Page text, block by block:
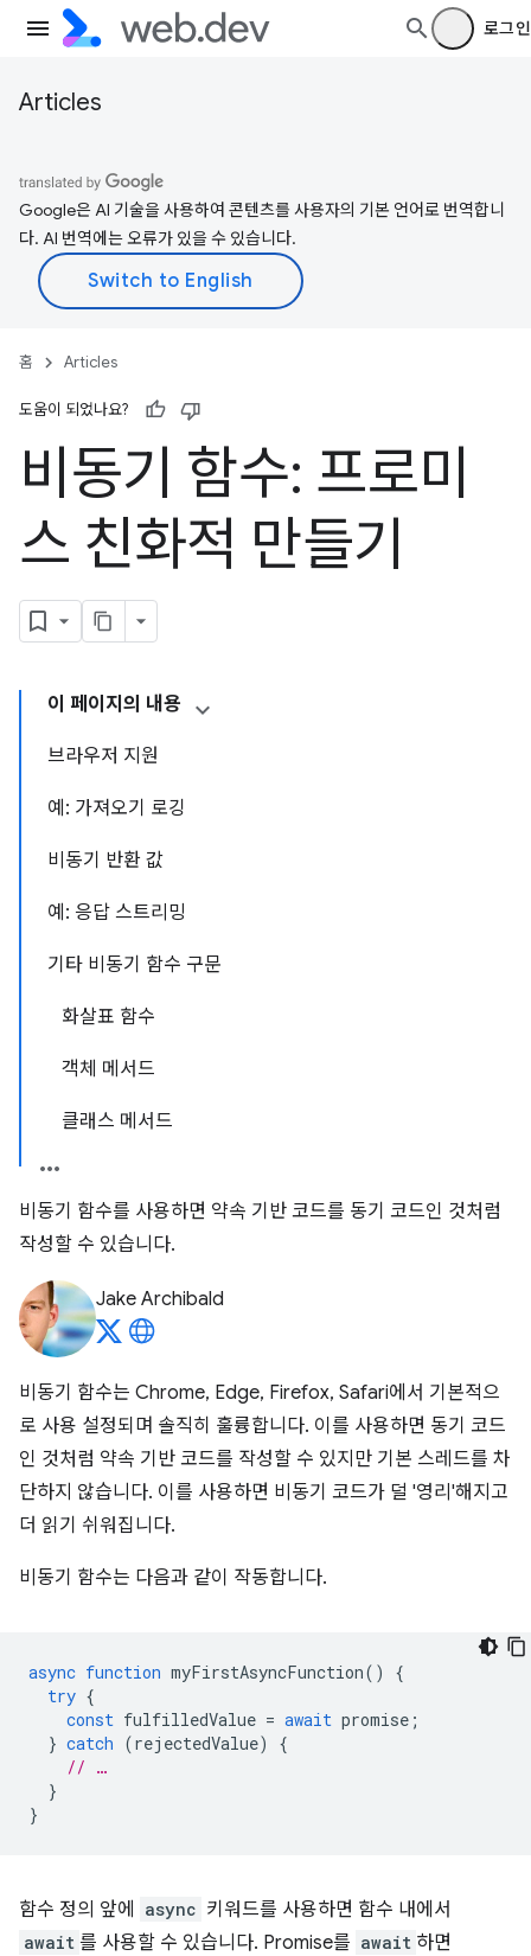
로그인
Articles
Google은 AI 기술을 사용하여 콘텐츠를 사용자의 기본 언어로 번역합니
다. AI 번역에는 오류가 있을 수 있습니다.
홈 Articles
도움이 되었나요?
비동기 함수: 프로미
스 친화적 만들기
이 페이지의 내용
브라우저 지원
예: 가져오기 로깅
비동기 반환 값
예: 응답 스트리밍
기타 비동기 함수 구문
화살표 함수
객체 메서드
클래스 메서드
비동기 함수를 사용하면 약속 기반 코드를 동기 코드인 것처럼
작성할 수 있습니다.
Jake Archibald
비동기 함수는 Chrome, Edge, Firefox, Safari에서 기본적으
로 사용 설정되며 솔직히 훌륭합니다. 이를 사용하면 동기 코드
인 것처럼 약속 기반 코드를 작성할 수 있지만 기본 스레드를 차
단하지 않습니다. 이를 사용하면 비동기 코드가 덜 '영리'해지고
더 읽기 쉬워집니다.
비동기 함수는 다음과 같이 작동합니다.
async function myFirstAsyncFunction()
{
try {
const fulfilledValue = await promise ;
} catch (rejectedValue)
{
// …
}
}
함수 정의 앞에 async 키워드를 사용하면 함수 내에서
await 를 사용할 수 있습니다. Promise를 await 하면